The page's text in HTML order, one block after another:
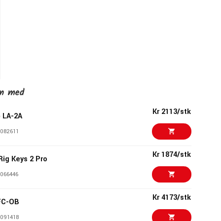
med
2A Kr 2113/stk
Keys 2 Pro Kr 1874/stk
OB Kr 4173/stk